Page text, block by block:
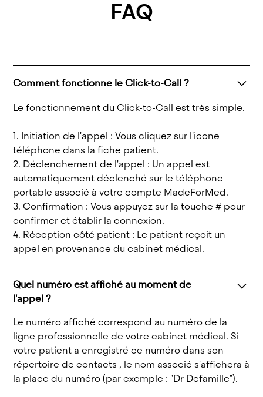
FAQ
Comment fonctionne le Click-to-Call ?
Le fonctionnement du Click-to-Call est très simple.
1. Initiation de l'appel : Vous cliquez sur l'icone
téléphone dans la fiche patient.
2. Déclenchement de l'appel : Un appel est
automatiquement déclenché sur le téléphone
portable associé à votre compte MadeForMed.
3. Confirmation : Vous appuyez sur la touche # pour
confirmer et établir la connexion.
4. Réception côté patient : Le patient reçoit un
appel en provenance du cabinet médical.
Quel numéro est affiché au moment de
l'appel ?
Le numéro affiché correspond au numéro de la
ligne professionnelle de votre cabinet médical. Si
votre patient a enregistré ce numéro dans son
répertoire de contacts , le nom associé s'affichera à
la place du numéro (par exemple : "Dr Defamille").